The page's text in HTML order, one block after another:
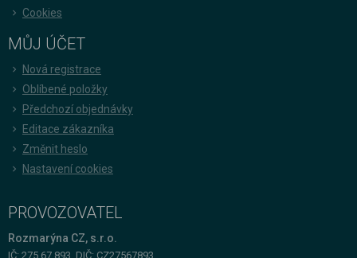
Cookies
MŮJ ÚČET
Nová registrace
Oblíbené položky
Předchozí objednávky
Editace zákazníka
Změnit heslo
Nastavení cookies
PROVOZOVATEL
Rozmarýna CZ, s.r.o.
IČ: 275 67 893, DIČ: CZ27567893